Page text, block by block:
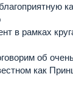
в рамках
об
как